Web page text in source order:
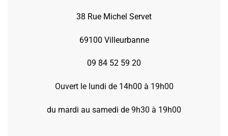
38 Rue Michel Servet
69100 Villeurbanne
09 84 52 59 20
Ouvert le lundi de 14h00 à 19h00
du mardi au samedi de 9h30 à 19h00